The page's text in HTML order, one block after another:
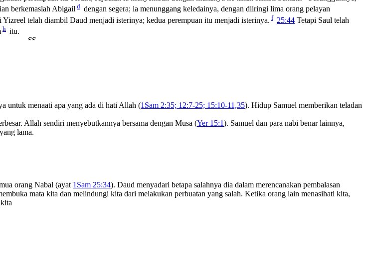
berkemaslah Abigail d dengan segera; ia menunggang keledainya, dengan diiringi lima orang pelayan
Yizreel telah diambil Daud menjadi isterinya; kedua perempuan itu menjadi isterinya. f 25:44 Tetapi Saul telah
h itu.
untuk menaati apa yang ada di hati Allah (1Sam 2:35; 12:7-25; 15:10-11,35). Hidup Samuel memberikan teladan
Allah sendiri menyebutkannya bersama dengan Musa (Yer 15:1). Samuel dan para nabi benar lainnya,
lama.
orang Nabal (ayat 1Sam 25:34). Daud menyadari betapa salahnya dia dalam merencanakan pembalasan
mata kita dan melindungi kita dari melakukan perbuatan yang salah. Ketika orang lain menasihati kita,